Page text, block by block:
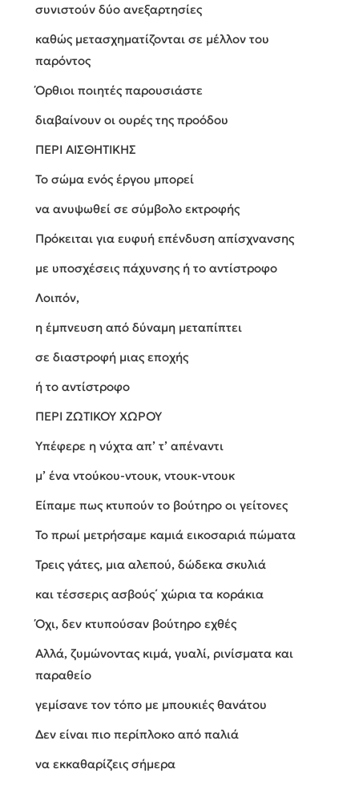
συνιστούν δύο ανεξαρτησίες
καθώς μετασχηματίζονται σε μέλλον του
παρόντος
Όρθιοι ποιητές παρουσιάστε
διαβαίνουν οι ουρές της προόδου
ΠΕΡΙ ΑΙΣΘΗΤΙΚΗΣ
Το σώμα ενός έργου μπορεί
να ανυψωθεί σε σύμβολο εκτροφής
Πρόκειται για ευφυή επένδυση απίσχνανσης
με υποσχέσεις πάχυνσης ή το αντίστροφο
Λοιπόν,
η έμπνευση από δύναμη μεταπίπτει
σε διαστροφή μιας εποχής
ή το αντίστροφο
ΠΕΡΙ ΖΩΤΙΚΟΥ ΧΩΡΟΥ
Υπέφερε η νύχτα απ’ τ’ απέναντι
μ’ ένα ντούκου-ντουκ, ντουκ-ντουκ
Είπαμε πως κτυπούν το βούτηρο οι γείτονες
Το πρωί μετρήσαμε καμιά εικοσαριά πώματα
Τρεις γάτες, μια αλεπού, δώδεκα σκυλιά
και τέσσερις ασβούς΄ χώρια τα κοράκια
Όχι, δεν κτυπούσαν βούτηρο εχθές
Αλλά, ζυμώνοντας κιμά, γυαλί, ρινίσματα και
παραθείο
γεμίσανε τον τόπο με μπουκιές θανάτου
Δεν είναι πιο περίπλοκο από παλιά
να εκκαθαρίζεις σήμερα